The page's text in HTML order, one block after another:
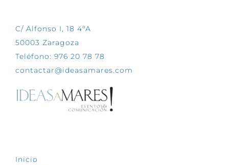
C/ Alfonso I, 18 4ºA
50003 Zaragoza
Teléfono: 976 20 78 78
contactar@ideasamares.com
Inicio